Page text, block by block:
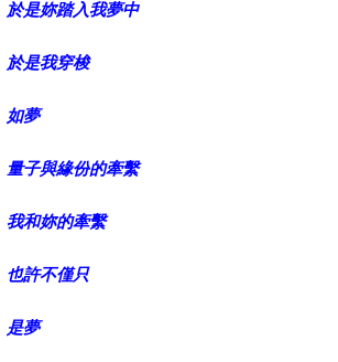
於是妳踏入我夢中
於是我穿梭
如夢
量子與緣份的牽繫
我和妳的牽繫
也許不僅只
是夢